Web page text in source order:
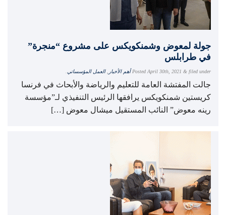
جولة لمعوض وشمنكويكس على مشروع “منجرة”
في طرابلس
Posted April 30th, 2021 & filed under أهم الأخبار ,العمل المؤسساتي
جالت المفتشة العامة للتعليم والرياضة والأبحاث في فرنسا
كريستين شمنكويكس يرافقها الرئيس التنفيذي لـ”مؤسسة
رينه معوض” النائب المستقيل ميشال معوض […]